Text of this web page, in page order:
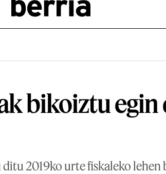
bikoiztu
2019ko urte fiskaleko lehen